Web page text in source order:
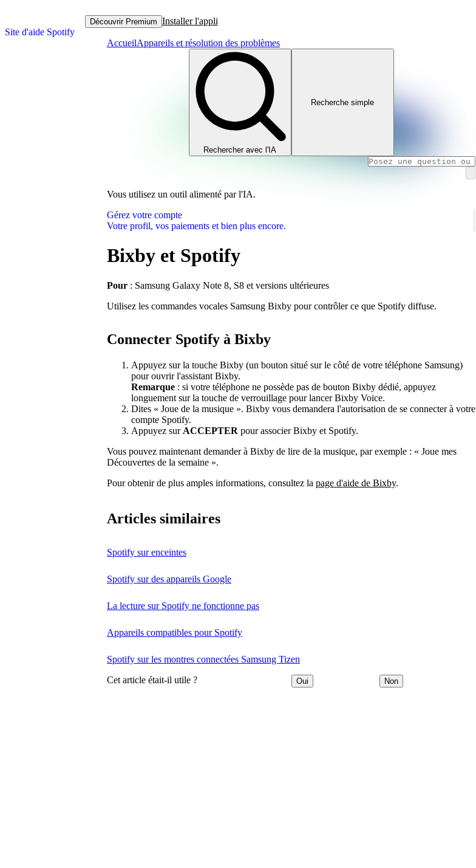
Site d'aide Spotify
Découvrir Premium Installer l'appli
AccueilAppareils et résolution des problèmes
Rechercher avec l'IA
Recherche simple
Vous utilisez un outil alimenté par l'IA.
Gérez votre compte
Votre profil, vos paiements et bien plus encore.
Bixby et Spotify
Pour : Samsung Galaxy Note 8, S8 et versions ultérieures
Utilisez les commandes vocales Samsung Bixby pour contrôler ce que Spotify diffuse.
Connecter Spotify à Bixby
Appuyez sur la touche Bixby (un bouton situé sur le côté de votre téléphone Samsung)
pour ouvrir l'assistant Bixby.
Remarque : si votre téléphone ne possède pas de bouton Bixby dédié, appuyez
longuement sur la touche de verrouillage pour lancer Bixby Voice.
Dites « Joue de la musique ». Bixby vous demandera l'autorisation de se connecter à votre
compte Spotify.
Appuyez sur ACCEPTER pour associer Bixby et Spotify.
Vous pouvez maintenant demander à Bixby de lire de la musique, par exemple : « Joue mes
Découvertes de la semaine ».
Pour obtenir de plus amples informations, consultez la page d'aide de Bixby.
Articles similaires
Spotify sur enceintes
Spotify sur des appareils Google
La lecture sur Spotify ne fonctionne pas
Appareils compatibles pour Spotify
Spotify sur les montres connectées Samsung Tizen
Cet article était-il utile ? Oui Non